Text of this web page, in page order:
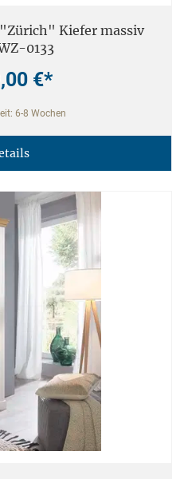
Kiefer massiv
0133
€*
6-8 Wochen